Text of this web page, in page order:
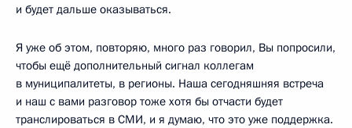
и будет дальше оказываться.
Я уже об этом, повторяю, много раз говорил, Вы попросили,
чтобы ещё дополнительный сигнал коллегам
в муниципалитеты, в регионы. Наша сегодняшняя встреча
и наш с вами разговор тоже хотя бы отчасти будет
транслироваться в СМИ, и я думаю, что это уже поддержка.